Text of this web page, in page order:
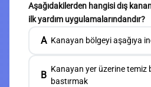
Aşağıdakilerden hangisi dış
ilk yardım uygulamalarındandır?
A Kanayan bölgeyi aşağıya
B
Kanayan yer üzerine temiz
bastırmak